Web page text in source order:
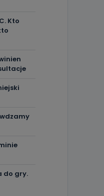
Kto
do gry.